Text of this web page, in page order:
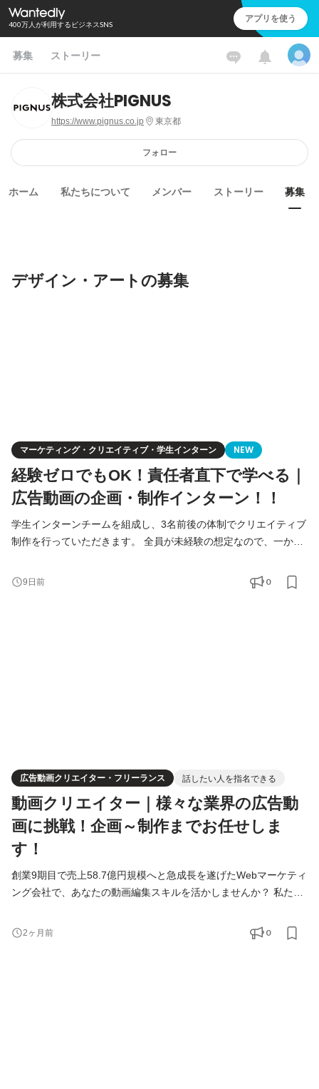
400万人が利用するビジネスSNS アプリを使う
募集 ストーリー
株式会社PIGNUS
https://www.pignus.co.jp 東京都
フォロー
ホーム 私たちについて メンバー ストーリー 募集
デザイン・アートの募集
マーケティング・クリエイティブ・学生インターン NEW
経験ゼロでもOK！責任者直下で学べる｜
広告動画の企画・制作インターン！！
学生インターンチームを組成し、3名前後の体制でクリエイティブ
制作を行っていただきます。 全員が未経験の想定なので、一から
体制 ＝＝＝＝＝＝＝＝＝＝＝＝＝＝＝＝＝＝ 責任者：石堂（元サ
イバーエージェント、業務全般を直接指導します） クリエイティ
9日前 0
広告動画クリエイター・フリーランス 話したい人を指名できる
動画クリエイター｜様々な業界の広告動
画に挑戦！企画～制作までお任せしま
す！
創業9期目で売上58.7億円規模へと急成長を遂げたWebマーケティ
ング会社で、あなたの動画編集スキルを活かしませんか？ 私たち
ありません。ユーザーの心を動かし、成果に直結する「獲得型」
広告動画を一緒に創り上げてくれるフリーランスのパートナーで
2ヶ月前 0